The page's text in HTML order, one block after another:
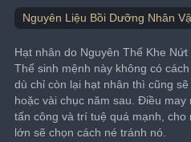
Nguyên Liệu Bồi Dưỡng Nhân
Hạt nhân do Nguyên Thể Khe Nứt
Thể sinh mệnh này không có
dù chỉ còn lại hạt nhân thì cũng sẽ
hoặc vài chục năm sau. Điều
tấn công và trí tuệ quá mạnh,
lớn sẽ chọn cách né tránh nó.